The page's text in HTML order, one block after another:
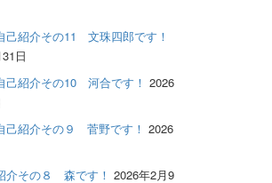
己紹介その11 文珠四郎です！
日
己紹介その10 河合です！ 2026
己紹介その９ 菅野です！ 2026
介その８ 森です！ 2026年2月9